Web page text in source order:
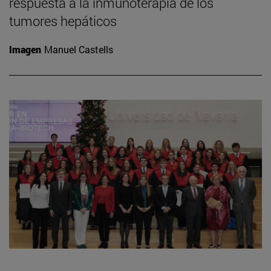
tumores hepáticos
Imagen Manuel Castells